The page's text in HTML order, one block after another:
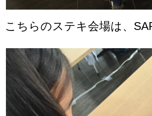
こちらのステキ会場は、